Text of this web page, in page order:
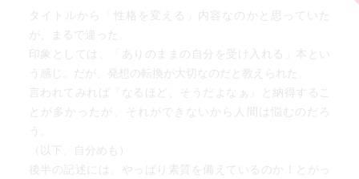
タイトルから「性格を変える」内容なのかと思っていた
が、まるで違った。
印象としては、「ありのままの自分を受け入れる」本とい
う感じ。だが、発想の転換が大切なのだと教えられた。
言われてみれば『なるほど、そうだよなぁ』と納得するこ
とが多かったが、それができないから人間は悩むのだろ
う。
（以下、自分めも）
後半の記述には、やっぱり素質を備えているのか！とがっ